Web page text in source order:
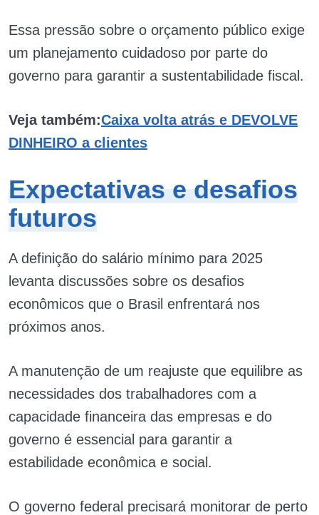
Essa pressão sobre o orçamento público exige
um planejamento cuidadoso por parte do
governo para garantir a sustentabilidade fiscal.
Veja também:Caixa volta atrás e DEVOLVE
DINHEIRO a clientes
Expectativas e desafios
futuros
A definição do salário mínimo para 2025
levanta discussões sobre os desafios
econômicos que o Brasil enfrentará nos
próximos anos.
A manutenção de um reajuste que equilibre as
necessidades dos trabalhadores com a
capacidade financeira das empresas e do
governo é essencial para garantir a
estabilidade econômica e social.
O governo federal precisará monitorar de perto